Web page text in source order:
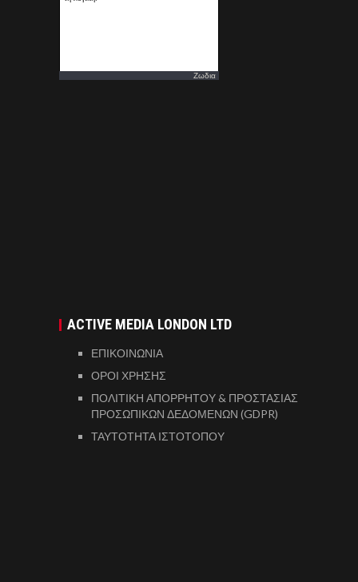
Ζωδια
ACTIVE MEDIA LONDON LTD
ΕΠΙΚΟΙΝΩΝΙΑ
ΟΡΟΙ ΧΡΗΣΗΣ
ΠΟΛΙΤΙΚΗ ΑΠΟΡΡΗΤΟΥ & ΠΡΟΣΤΑΣΙΑΣ
ΠΡΟΣΩΠΙΚΩΝ ΔΕΔΟΜΕΝΩΝ (GDPR)
ΤΑΥΤΟΤΗΤΑ ΙΣΤΟΤΟΠΟΥ